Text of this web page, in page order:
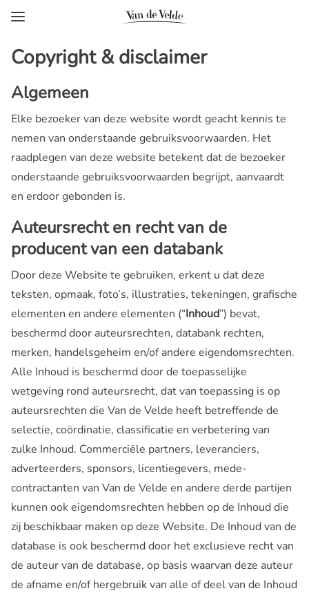
Copyright & disclaimer
Algemeen
Elke bezoeker van deze website wordt geacht kennis te
nemen van onderstaande gebruiksvoorwaarden. Het
raadplegen van deze website betekent dat de bezoeker
onderstaande gebruiksvoorwaarden begrijpt, aanvaardt
en erdoor gebonden is.
Auteursrecht en recht van de
producent van een databank
Door deze Website te gebruiken, erkent u dat deze
teksten, opmaak, foto’s, illustraties, tekeningen, grafische
elementen en andere elementen (“Inhoud”) bevat,
beschermd door auteursrechten, databank rechten,
merken, handelsgeheim en/of andere eigendomsrechten.
Alle Inhoud is beschermd door de toepasselijke
wetgeving rond auteursrecht, dat van toepassing is op
auteursrechten die Van de Velde heeft betreffende de
selectie, coördinatie, classificatie en verbetering van
zulke Inhoud. Commerciële partners, leveranciers,
adverteerders, sponsors, licentiegevers, mede-
contractanten van Van de Velde en andere derde partijen
kunnen ook eigendomsrechten hebben op de Inhoud die
zij beschikbaar maken op deze Website. De Inhoud van de
database is ook beschermd door het exclusieve recht van
de auteur van de database, op basis waarvan deze auteur
de afname en/of hergebruik van alle of deel van de Inhoud